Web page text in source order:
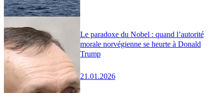
Le paradoxe du Nobel : quand l’autorité
morale norvégienne se heurte à Donald
Trump
21.01.2026